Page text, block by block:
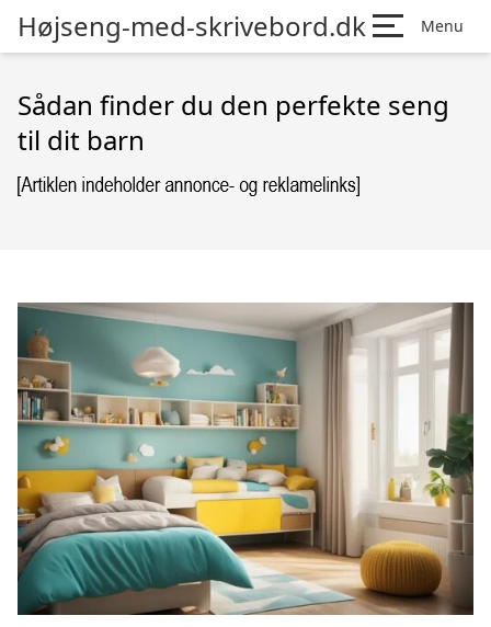
Højseng-med-skrivebord.dk Menu
Sådan finder du den perfekte seng
til dit barn